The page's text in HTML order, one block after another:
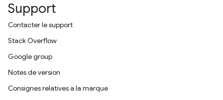
Support
Contacter le support
Stack Overflow
Google group
Notes de version
Consignes relatives à la marque